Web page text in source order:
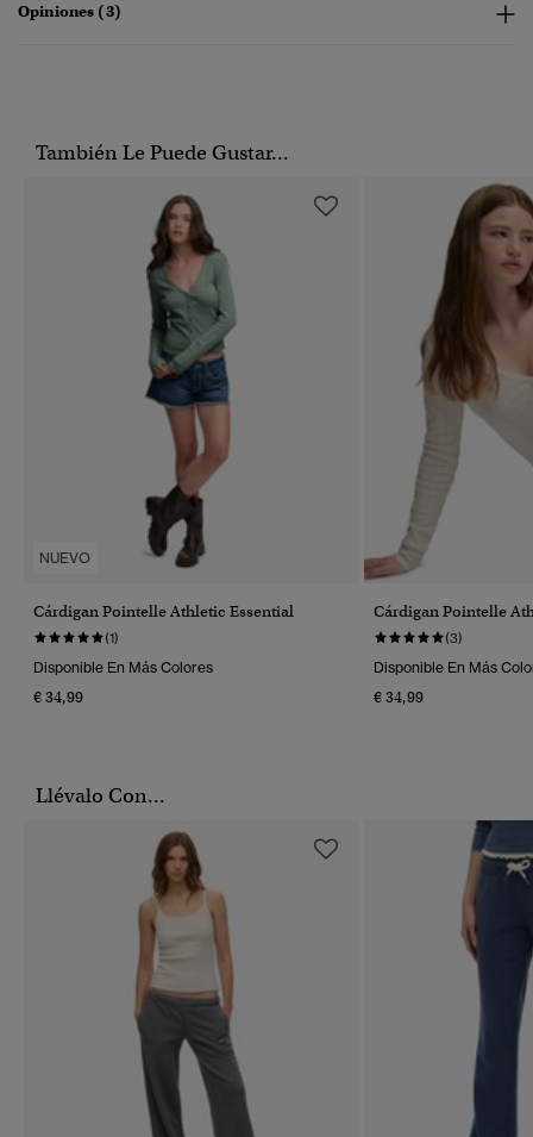
Opiniones (3)
También Le Puede Gustar...
NUEVO
Cárdigan Pointelle Athletic Essential
(1)
Disponible En Más Colores
€ 34,99
Cárdigan Pointelle
(3)
Disponible En Más
€ 34,99
Llévalo Con...